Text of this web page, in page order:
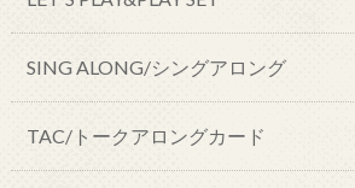
SING ALONG/シングアロング
TAC/トークアロングカード